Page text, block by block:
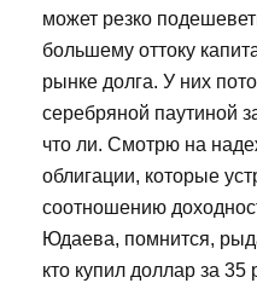
может резко
большему оттоку
рынке долга. У них
серебряной паутиной
что ли. Смотрю на
облигации, которые
соотношению
Юдаева, помнится,
кто купил доллар за